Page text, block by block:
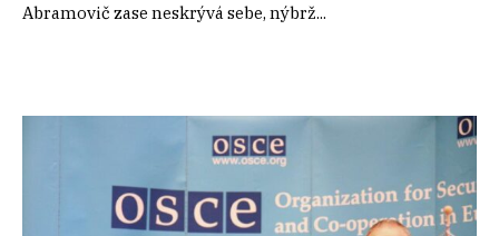
Abramovič zase neskrývá sebe, nýbrž...